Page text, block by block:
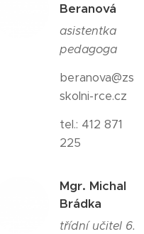
Beranová
asistentka
pedagoga
beranova@zs
skolni-rce.cz
tel.: 412 871
225
Mgr. Michal
Brádka
třídní učitel 6.